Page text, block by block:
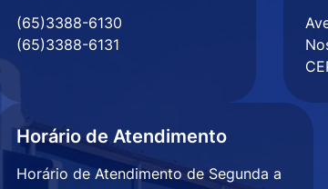
(65)3388-6130
(65)3388-6131
Horário de Atendimento
Horário de Atendimento de Segunda a